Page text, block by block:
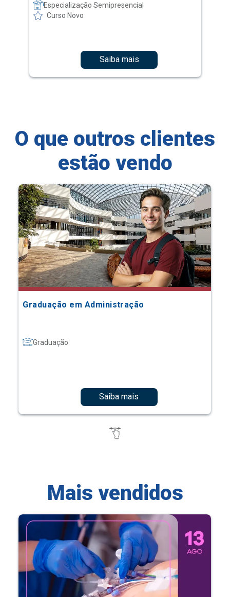
Especialização Semipresencial
Curso Novo
Saiba mais
O que outros clientes
estão vendo
Graduação em Administração
Graduação
Saiba mais
Mais vendidos